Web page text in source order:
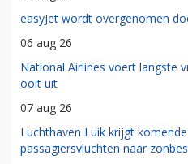
easyJet wordt overgenomen
06 aug 26
National Airlines voert langste
ooit uit
07 aug 26
Luchthaven Luik krijgt
passagiersvluchten naar